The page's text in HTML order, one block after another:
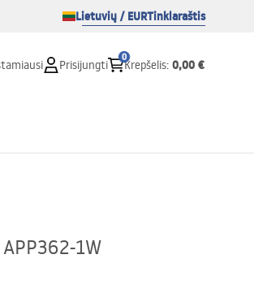
Lietuvių / EURTinklaraštis
Prisijungti
0
Krepšelis: 0,00 €
1W